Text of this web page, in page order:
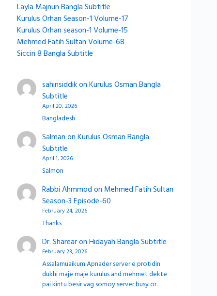
Layla Majnun Bangla Subtitle
Kurulus Orhan Season-1 Volume-17
Kurulus Orhan season-1 Volume-15
Mehmed Fatih Sultan Volume-68
Siccin 8 Bangla Subtitle
sahinsiddikonKurulus Osman Bangla
Subtitle
April 20, 2026
Bangladesh
SalmanonKurulus Osman Bangla
Subtitle
April 1, 2026
Salmon
Rabbi Ahmmodon Mehmed Fatih Sultan
Season-3 Episode-60
February 24, 2026
Thanks
Dr. SharearonHidayah Bangla Subtitle
February 23, 2026
Assalamuaikum Apnader server e protidin
dukhi maje maje kurulus and mehmet dekte
pai kintu besir vag somoy server busy or…